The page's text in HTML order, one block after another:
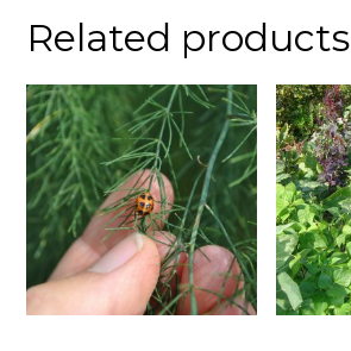
Related products